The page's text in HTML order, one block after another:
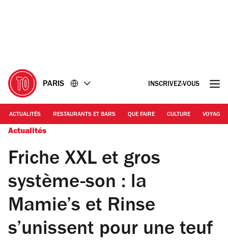
PARIS INSCRIVEZ-VOUS
ACTUALITÉS RESTAURANTS ET BARS QUE FAIRE CULTURE VOYAGE
Actualités
Friche XXL et gros
système-son : la
Mamie’s et Rinse
s’unissent pour une teuf